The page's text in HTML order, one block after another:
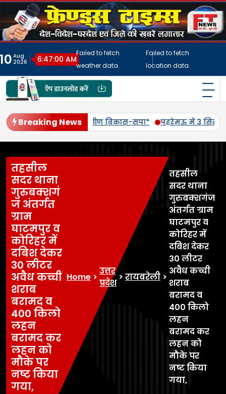
Skip
content
10 Aug
2026
6:47:03 AM
Failed to fetch
weather data.
Failed to fetch
location data.
फ्रेंड्स टाइम्स
Breaking News
में होने वाले *व्यापारी महाकुंभ* के लिए आज जोरदार जनसंपर्क
तहसील
सदर थाना
गुरुबक्शगं
ज अंतर्गत
ग्राम
घाटमपुर व
कोरिहर में
दबिश देकर
30 लीटर
अवैध कच्ची
शराब
बरामद व
400 किलो
लहन
बरामद कर
लहन को
मौके पर
नष्ट किया
गया,
Home >
उत्तर
प्रदेश
> रायबरेली >
तहसील
सदर थाना
गुरुबक्शगंज
अंतर्गत ग्राम
घाटमपुर व
कोरिहर में
दबिश देकर
30 लीटर
अवैध कच्ची
शराब
बरामद व
400 किलो
लहन
बरामद कर
लहन को
मौके पर
नष्ट किया
गया,